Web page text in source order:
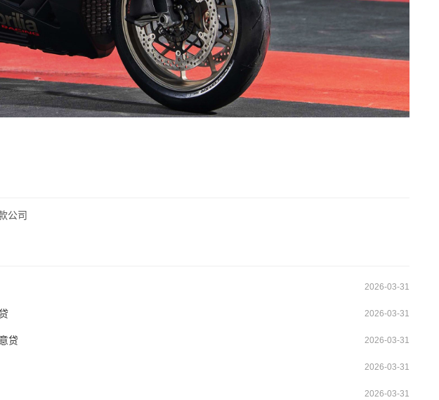
公司
2026-03-31
2026-03-31
2026-03-31
贷
2026-03-31
2026-03-31